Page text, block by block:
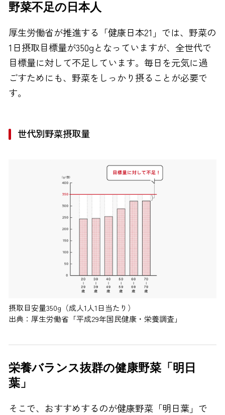
FAXでのお問い合わせ
0120-810-130
24時間自動受付
野菜不足の日本人
厚生労働省が推進する「健康日本21」では、野菜の
1日摂取目標量が350gとなっていますが、全世代で
目標量に対して不足しています。毎日を元気に過
ごすためにも、野菜をしっかり摂ることが必要で
す。
世代別野菜摂取量
摂取目安量350g（成人1人1日当たり）
出典：厚生労働省「平成29年国民健康・栄養調査」
栄養バランス抜群の健康野菜「明日
葉」
そこで、おすすめするのが健康野菜「明日葉」で